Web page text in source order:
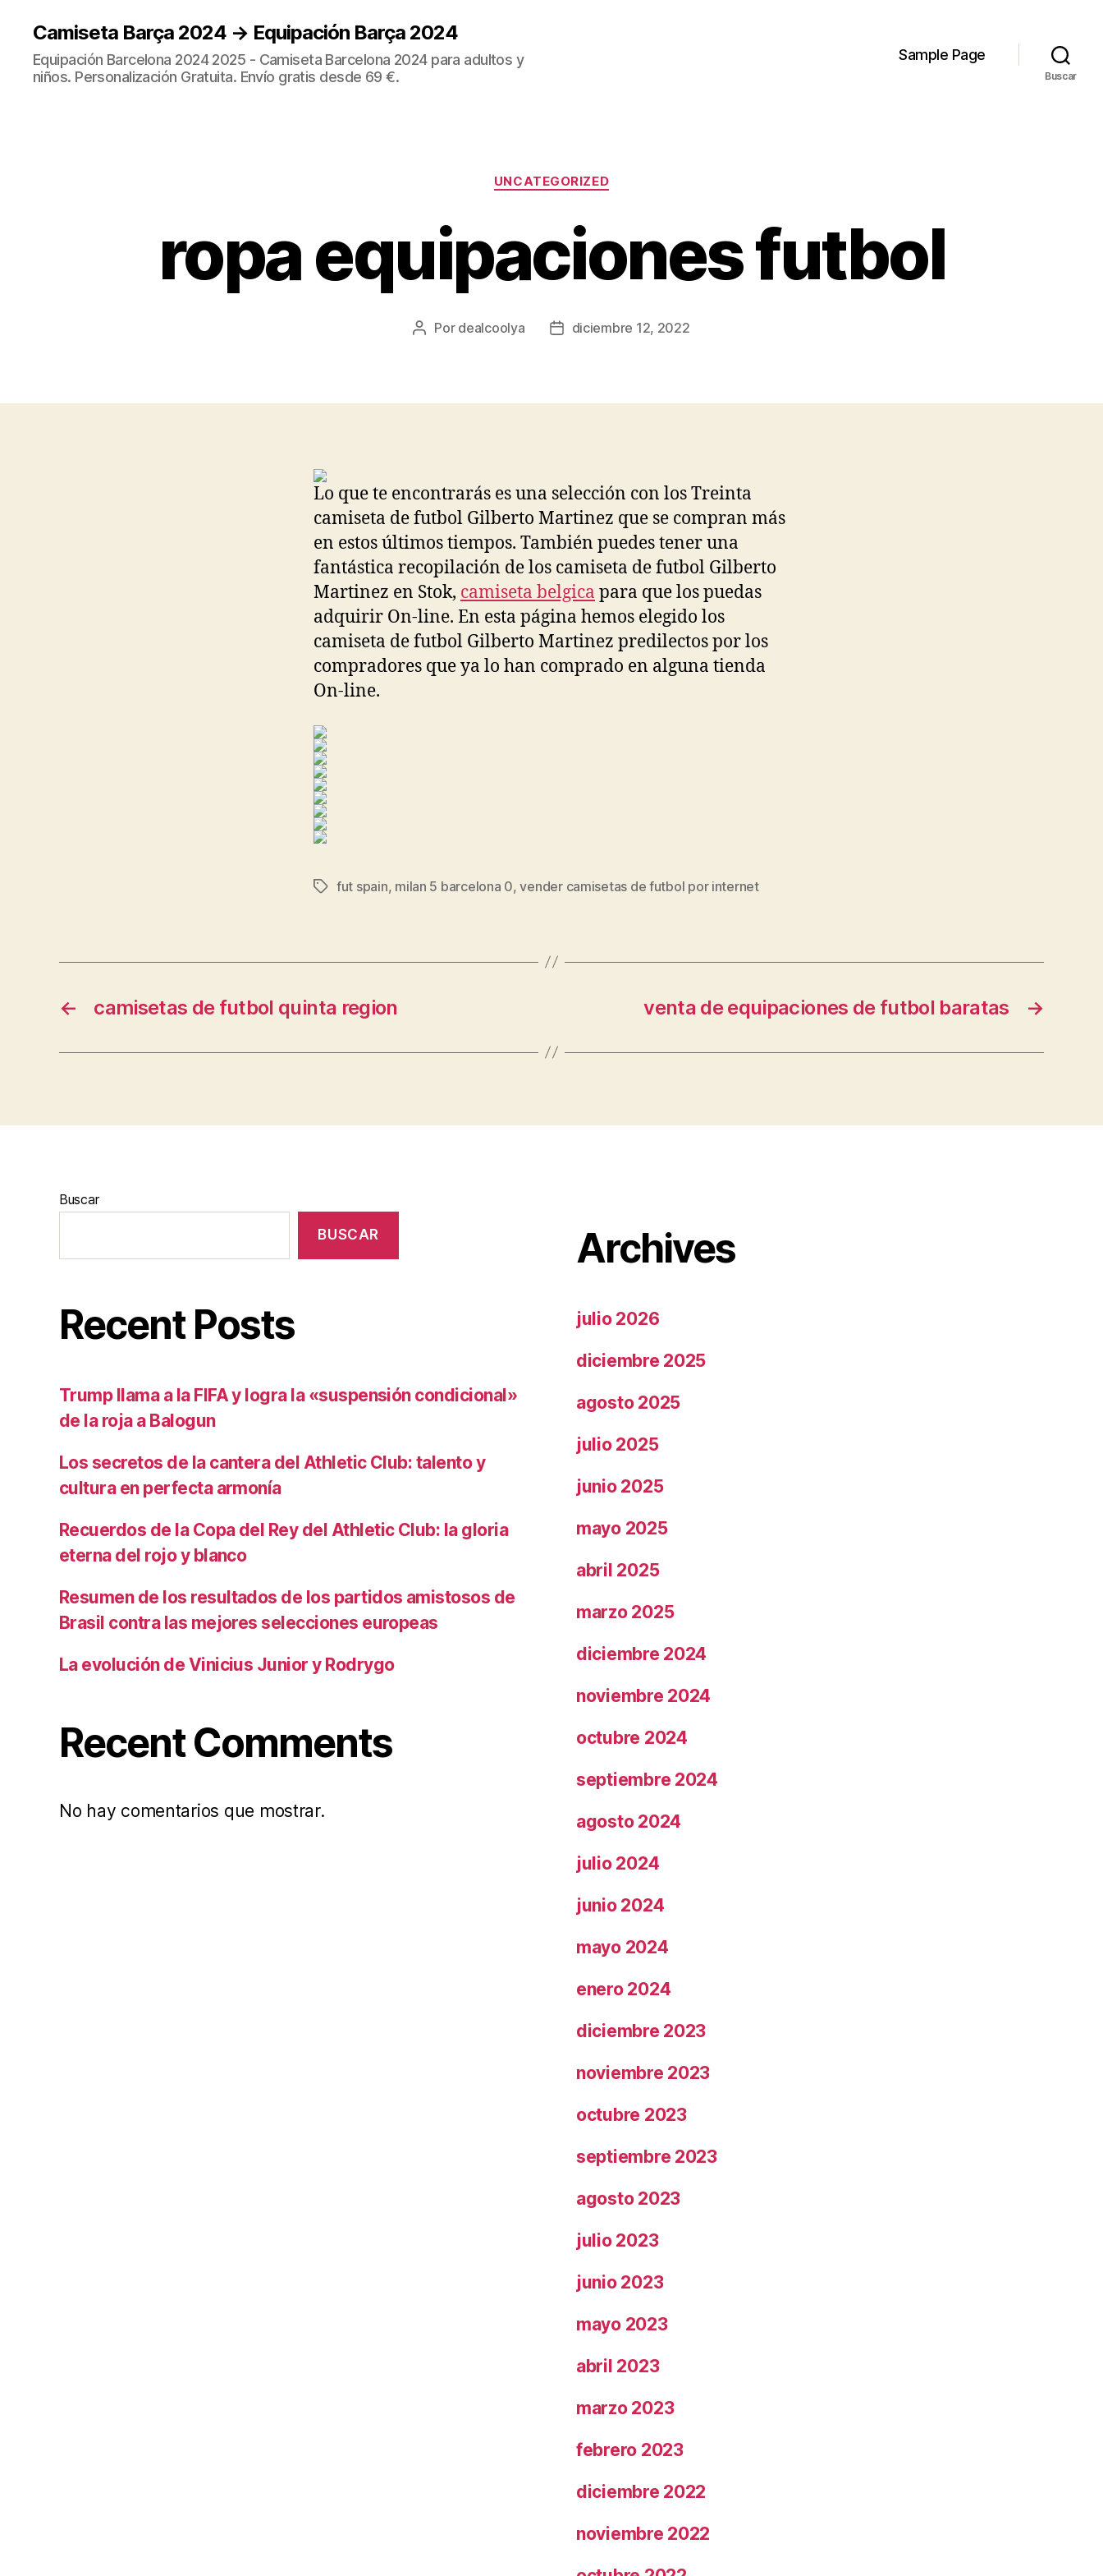
Camiseta Barça 2024 → Equipación Barça 2024
Equipación Barcelona 2024 2025 - Camiseta Barcelona 2024 para adultos y
niños. Personalización Gratuita. Envío gratis desde 69 €.
Sample Page
Buscar
Categorías
UNCATEGORIZED
ropa equipaciones futbol
Autor
Por dealcoolya
Fechadiciembre 12, 2022
Lo que te encontrarás es una selección con los Treinta
camiseta de futbol Gilberto Martinez que se compran más
en estos últimos tiempos. También puedes tener una
fantástica recopilación de los camiseta de futbol Gilberto
Martinez en Stok, camiseta belgica para que los puedas
adquirir On-line. En esta página hemos elegido los
camiseta de futbol Gilberto Martinez predilectos por los
compradores que ya lo han comprado en alguna tienda
On-line.
Etiquetas
fut spain, milan 5 barcelona 0,vender camisetas de futbol por internet
← camisetas de futbol quinta region →
venta de equipaciones de futbol baratas
Buscar
BUSCAR
Recent Posts
Trump llama a la FIFA y logra la «suspensión condicional»
de la roja a Balogun
Los secretos de la cantera del Athletic Club: talento y
cultura en perfecta armonía
Recuerdos de la Copa del Rey del Athletic Club: la gloria
eterna del rojo y blanco
Resumen de los resultados de los partidos amistosos de
Brasil contra las mejores selecciones europeas
La evolución de Vinicius Junior y Rodrygo
Recent Comments
No hay comentarios que mostrar.
Archives
julio 2026
diciembre 2025
agosto 2025
julio 2025
junio 2025
mayo 2025
abril 2025
marzo 2025
diciembre 2024
noviembre 2024
octubre 2024
septiembre 2024
agosto 2024
julio 2024
junio 2024
mayo 2024
enero 2024
diciembre 2023
noviembre 2023
octubre 2023
septiembre 2023
agosto 2023
julio 2023
junio 2023
mayo 2023
abril 2023
marzo 2023
febrero 2023
diciembre 2022
noviembre 2022